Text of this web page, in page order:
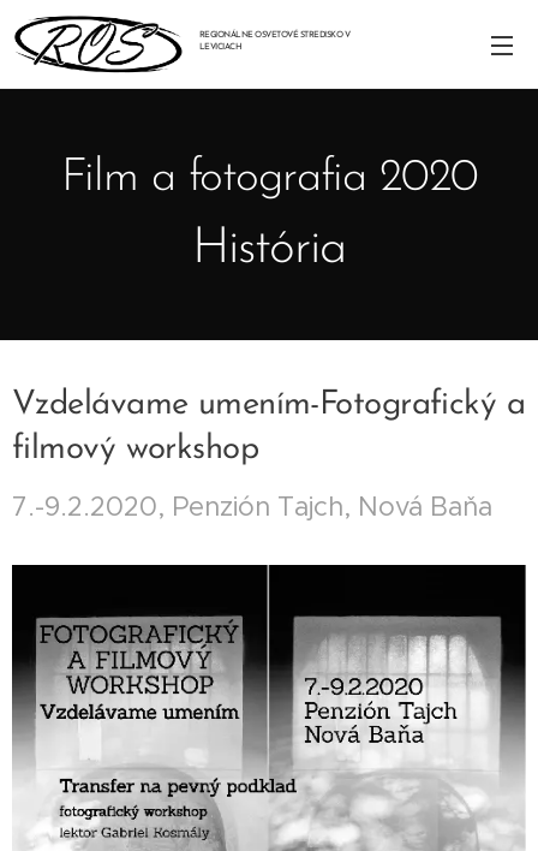
REGIONÁLNE OSVETOVÉ STREDISKO V
LEVICIACH
Film a fotografia 2020
História
Vzdelávame umením-Fotografický a
filmový workshop
7.-9.2.2020, Penzión Tajch, Nová Baňa